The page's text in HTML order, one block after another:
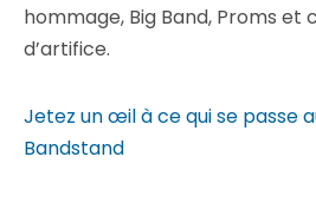
hommage, Big Band, Proms et
d’artifice.
Jetez un œil à ce qui se passe
Bandstand